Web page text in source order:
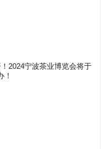
2024宁波茶业博览会将于
！